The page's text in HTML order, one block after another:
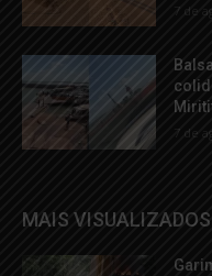
7 de
7 de
MAIS VISUALIZADOS